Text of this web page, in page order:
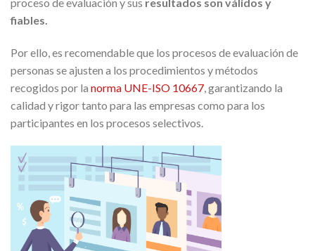
fiables.
Por ello, es recomendable que los procesos de evaluación de
personas se ajusten a los procedimientos y métodos
recogidos por la norma UNE-ISO 10667 , garantizando la
calidad y rigor tanto para las empresas como para los
participantes en los procesos selectivos.